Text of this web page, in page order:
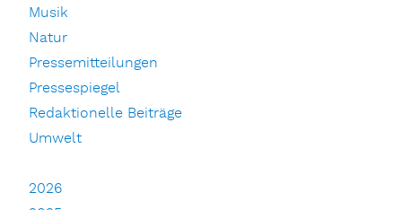
Musik
Natur
Pressemitteilungen
Pressespiegel
Redaktionelle Beiträge
Umwelt
2026